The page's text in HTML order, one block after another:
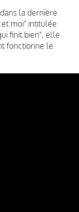
la dernière
et moi" intitulée
finit bien", elle
fonctionne le